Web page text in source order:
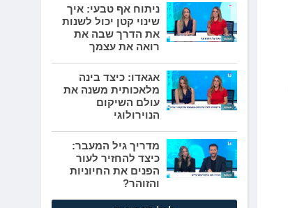
ניתוח אף טבעי: איך
שינוי קטן יכול לשנות
את הדרך שבה את
רואה את עצמך
אגאדו: כיצד בינה
מלאכותית משנה את
עולם השיקום
הנוירולוגי
מדריך גיל המעבר:
כיצד להחזיר לעור
הפנים את החיוניות
והזוהר?